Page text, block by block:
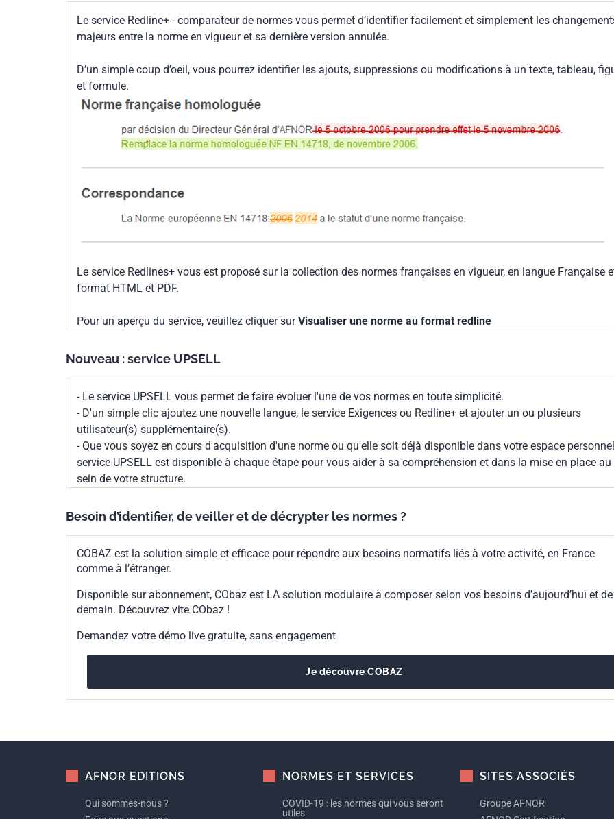
Le service Redline+ - comparateur de normes vous permet d’identifier facilement et simplement les
majeurs entre la norme en vigueur et sa dernière version annulée.
D’un simple coup d’oeil, vous pourrez identifier les ajouts, suppressions ou modifications à un texte, tableau,
et formule.
Le service Redlines+ vous est proposé sur la collection des normes françaises en vigueur, en langue Française
format HTML et PDF.
Pour un aperçu du service, veuillez cliquer surVisualiser une norme au format redline
Nouveau : service UPSELL
- Le service UPSELL vous permet de faire évoluer l'une de vos normes en toute simplicité.
- D'un simple clic ajoutez une nouvelle langue, le service Exigences ou Redline+ et ajouter un ou plusieurs
utilisateur(s) supplémentaire(s).
- Que vous soyez en cours d'acquisition d'une norme ou qu'elle soit déjà disponible dans votre espace
service UPSELL est disponible à chaque étape pour vous aider à sa compréhension et dans la mise en place au
sein de votre structure.
Besoin d’identifier, de veiller et de décrypter les normes ?
COBAZ est la solution simple et efficace pour répondre aux besoins normatifs liés à votre activité, en France
comme à l’étranger.
Disponible sur abonnement, CObaz est LA solution modulaire à composer selon vos besoins d’aujourd’hui et de
demain. Découvrez vite CObaz !
Demandez votre démo live gratuite, sans engagement
Je découvre COBAZ
AFNOR EDITIONS
Qui sommes-nous ?
NORMES ET SERVICES
COVID-19 : les normes qui vous seront
utiles
SITES ASSOCIÉS
Groupe AFNOR